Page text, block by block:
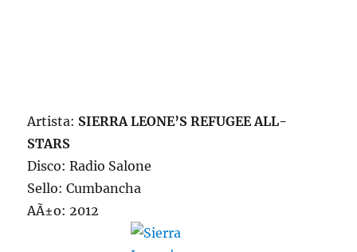
Artista: SIERRA LEONE’S REFUGEE ALL-
STARS
Disco: Radio Salone
Sello: Cumbancha
AÃ±o: 2012